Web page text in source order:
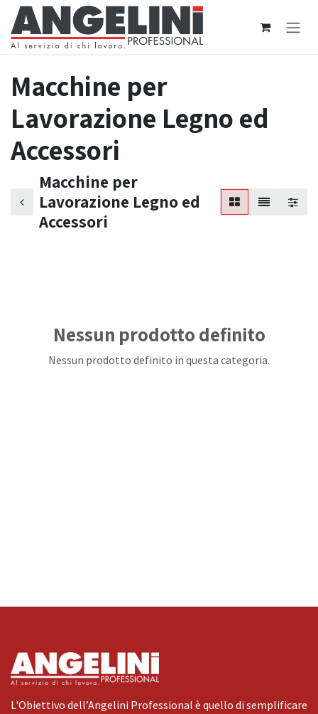
Passa al contenuto
Macchine per
Lavorazione Legno ed
Accessori
Macchine per
Lavorazione Legno ed
Accessori
Nessun prodotto definito
Nessun prodotto definito in questa categoria.
L'Obiettivo dell’Angelini Professional è quello di semplificare